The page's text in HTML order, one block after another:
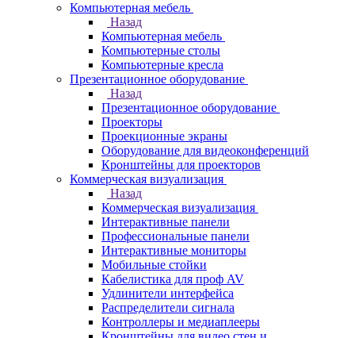
Компьютерная мебель
Назад
Компьютерная мебель
Компьютерные столы
Компьютерные кресла
Презентационное оборудование
Назад
Презентационное оборудование
Проекторы
Проекционные экраны
Оборудование для видеоконференций
Кронштейны для проекторов
Коммерческая визуализация
Назад
Коммерческая визуализация
Интерактивные панели
Профессиональные панели
Интерактивные мониторы
Мобильные стойки
Кабелистика для проф AV
Удлинители интерфейса
Распределители сигнала
Контроллеры и медиаплееры